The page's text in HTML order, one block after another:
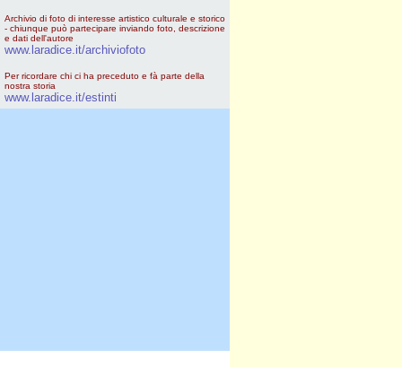
Archivio di foto di interesse artistico culturale e storico
- chiunque può partecipare inviando foto, descrizione
e dati dell'autore
www.laradice.it/archiviofoto
Per ricordare chi ci ha preceduto e fà parte della
nostra storia
www.laradice.it/estinti